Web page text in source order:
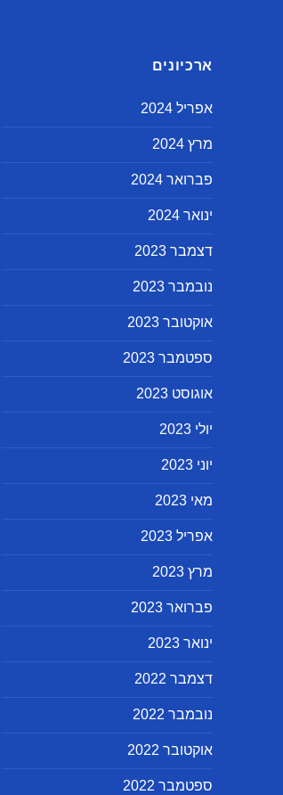
ארכיונים
אפריל 2024
מרץ 2024
פברואר 2024
ינואר 2024
דצמבר 2023
נובמבר 2023
אוקטובר 2023
ספטמבר 2023
אוגוסט 2023
יולי 2023
יוני 2023
מאי 2023
אפריל 2023
מרץ 2023
פברואר 2023
ינואר 2023
דצמבר 2022
נובמבר 2022
אוקטובר 2022
ספטמבר 2022